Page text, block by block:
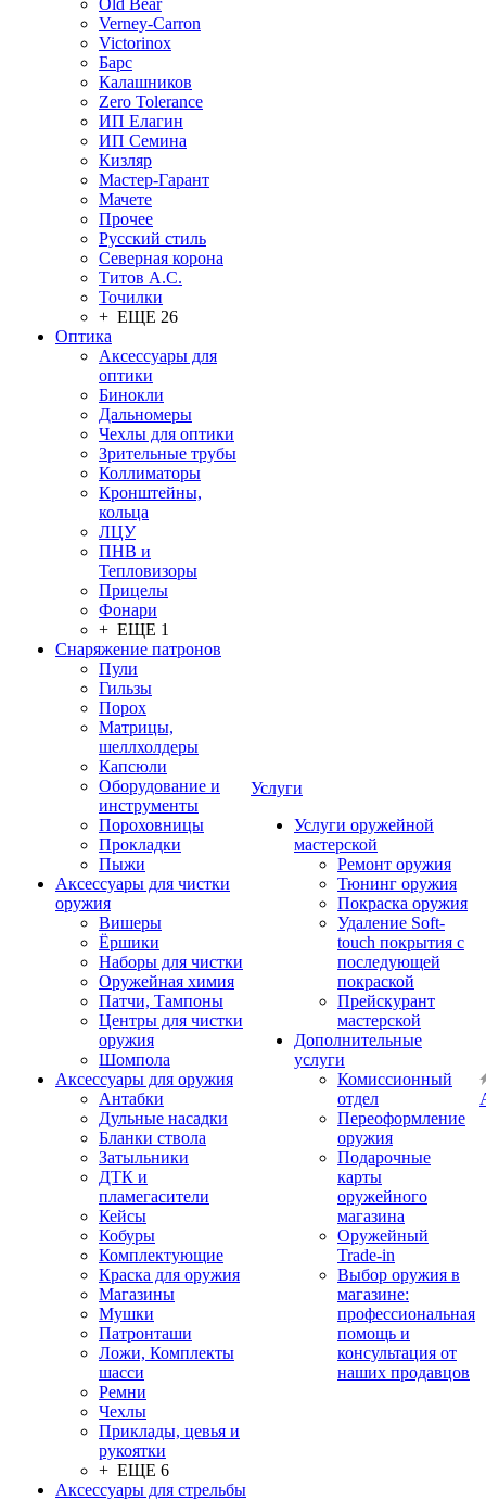
Old Bear
Verney-Carron
Victorinox
Барс
Калашников
Zero Tolerance
ИП Елагин
ИП Семина
Кизляр
Мастер-Гарант
Мачете
Прочее
Русский стиль
Северная корона
Титов А.С.
Точилки
+ ЕЩЕ 26
Оптика
Аксессуары для
оптики
Бинокли
Дальномеры
Чехлы для оптики
Зрительные трубы
Коллиматоры
Кронштейны,
кольца
ЛЦУ
ПНВ и
Тепловизоры
Прицелы
Фонари
+ ЕЩЕ 1
Снаряжение патронов
Пули
Гильзы
Порох
Матрицы,
шеллхолдеры
Капсюли
Оборудование и
инструменты
Пороховницы
Прокладки
Пыжи
Аксессуары для чистки
оружия
Вишеры
Ёршики
Наборы для чистки
Оружейная химия
Патчи, Тампоны
Центры для чистки
оружия
Шомпола
Аксессуары для оружия
Антабки
Дульные насадки
Бланки ствола
Затыльники
ДТК и
пламегасители
Кейсы
Кобуры
Комплектующие
Краска для оружия
Магазины
Мушки
Патронташи
Ложи, Комплекты
шасси
Ремни
Чехлы
Приклады, цевья и
рукоятки
+ ЕЩЕ 6
Аксессуары для стрельбы
Услуги
Услуги оружейной
мастерской
Ремонт оружия
Тюнинг оружия
Покраска оружия
Удаление Soft-
touch покрытия с
последующей
покраской
Прейскурант
мастерской
Дополнительные
услуги
Комиссионный
отдел
Переоформление
оружия
Подарочные
карты
оружейного
магазина
Оружейный
Trade-in
Выбор оружия в
магазине:
профессиональная
помощь и
консультация от
наших продавцов